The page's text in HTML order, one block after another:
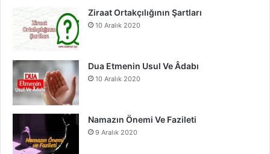
o
e
r
Ziraat Ortakçılığının Şartları
10 Aralık 2020
Dua Etmenin Usul Ve Âdabı
10 Aralık 2020
Namazın Önemi Ve Fazileti
9 Aralık 2020